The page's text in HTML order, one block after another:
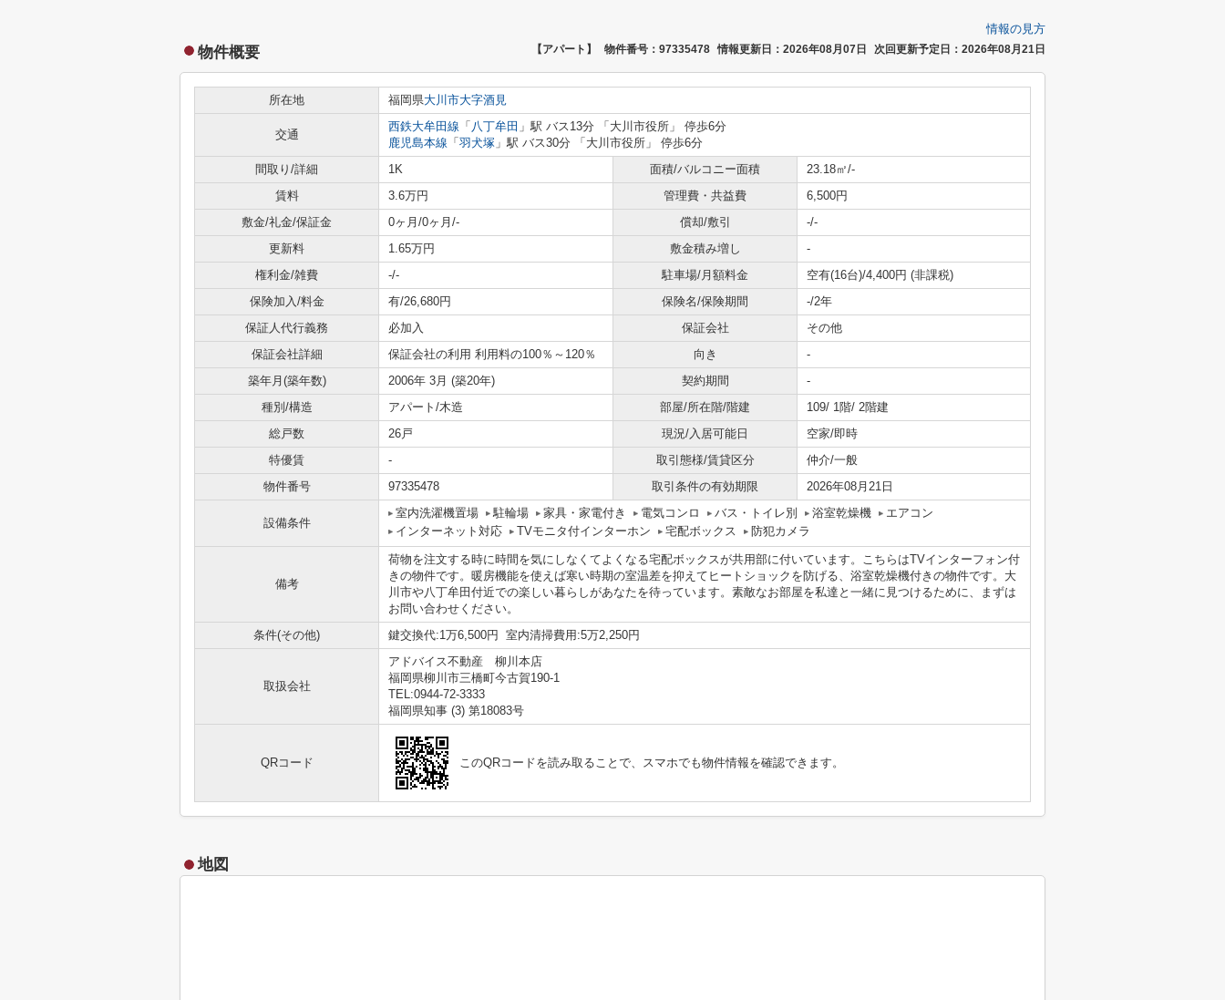
情報の見方
物件概要 【アパート】 物件番号：97335478 情報更新日：2026年08月07日 次回更新予定日：2026年08月21日
所在地 福岡県大川市大字酒見
交通
西鉄大牟田線 「 八丁牟田 」駅 バス13分 「大川市役所」 停歩6分
鹿児島本線 「 羽犬塚 」駅 バス30分 「大川市役所」 停歩6分
間取り/詳細
1K 面積/バルコニー面積
23.18㎡/-
賃料
3.6万円 管理費・共益費
6,500円
敷金/礼金/保証金
0ヶ月/0ヶ月/- 償却/敷引
-/-
更新料
1.65万円 敷金積み増し
-
権利金/雑費
-/- 駐車場/月額料金
空有(16台)/4,400円 (非課税)
保険加入/料金
有/26,680円 保険名/保険期間
-/2年
保証人代行義務
必加入 保証会社
その他
保証会社詳細
保証会社の利用 利用料の100％～120％ 向き
-
築年月(築年数)
2006年 3月 (築20年) 契約期間
-
種別/構造
アパート/木造 部屋/所在階/階建
109/ 1階/ 2階建
総戸数
26戸 現況/入居可能日
空家/即時
特優賃
- 取引態様/賃貸区分
仲介/一般
物件番号
97335478 取引条件の有効期限 2026年08月21日
設備条件
室内洗濯機置場 駐輪場 家具・家電付き 電気コンロ バス・トイレ別 浴室乾燥機
エアコン
インターネット対応
TVモニタ付インターホン 宅配ボックス 防犯カメラ
備考
荷物を注文する時に時間を気にしなくてよくなる宅配ボックスが共用部に付いています。こちらはTVインターフォン付
きの物件です。暖房機能を使えば寒い時期の室温差を抑えてヒートショックを防げる、浴室乾燥機付きの物件です。大
川市や八丁牟田付近での楽しい暮らしがあなたを待っています。素敵なお部屋を私達と一緒に見つけるために、まずは
お問い合わせください。
条件(その他)
鍵交換代:1万6,500円 室内清掃費用:5万2,250円
取扱会社
アドバイス不動産 柳川本店
福岡県柳川市三橋町今古賀190-1
TEL:0944-72-3333
福岡県知事 (3) 第18083号
QRコード このQRコードを読み取ることで、スマホでも物件情報を確認できます。
地図